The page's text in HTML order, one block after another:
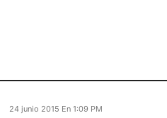
24 junio 2015 En 1:09 PM